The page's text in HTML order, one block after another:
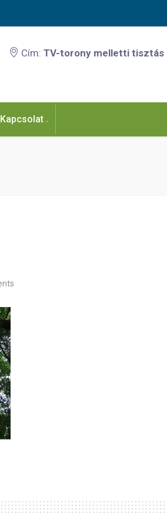
Cím: TV-torony melletti tisztás
Kapcsolat